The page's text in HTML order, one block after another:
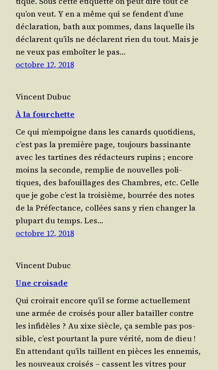
qu’on veut. Y en a même qui se fendent d’une
décla­ra­tion, bath aux pommes, dans laquelle ils
déclarent qu’ils ne déclarent rien du tout. Mais je
ne veux pas emboî­ter le pas…
octobre 12, 2018
Vincent Dubuc
À la fourchette
Ce qui m’empoigne dans les canards quo­ti­diens,
c’est pas la pre­mière page, tou­jours bas­si­nante
avec les tar­tines des rédac­teurs rupins ; encore
moins la seconde, rem­plie de nou­velles poli­
tiques, des bafouillages des Chambres, etc. Celle
que je gobe c’est la troi­sième, bour­rée des notes
de la Pré­fec­tance, col­lées sans y rien chan­ger la
plu­part du temps. Les…
octobre 12, 2018
Vincent Dubuc
Une croisade
Qui croi­rait encore qu’il se forme actuel­le­ment
une armée de croi­sés pour aller batailler contre
les infidèles ? Au xixe siècle, ça semble pas pos­
sible, c’est pour­tant la pure véri­té, nom de dieu !
En atten­dant qu’ils taillent en pièces les enne­mis,
les nou­veaux croi­sés – cassent les vitres pour